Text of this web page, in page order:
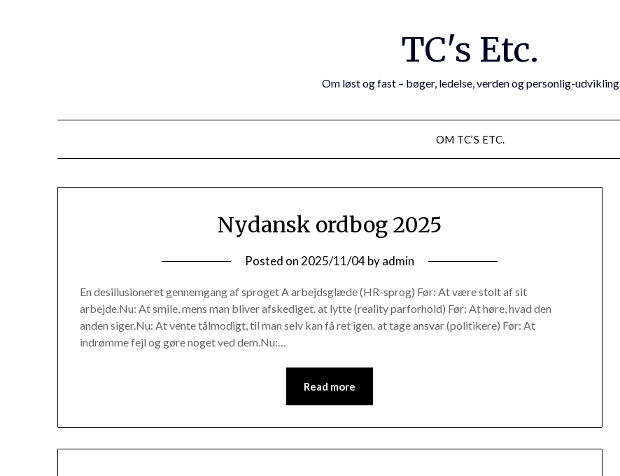
TC's Etc.
Om løst og fast – bøger, ledelse, verden og personlig-udvikling
OM TC’S ETC.
Nydansk ordbog 2025
Posted on 2025/11/04byadmin
En desillusioneret gennemgang af sproget A arbejdsglæde (HR-sprog) Før: At være stolt af sit
arbejde.Nu: At smile, mens man bliver afskediget. at lytte (reality parforhold) Før: At høre, hvad den
anden siger.Nu: At vente tålmodigt, til man selv kan få ret igen. at tage ansvar (politikere) Før: At
indrømme fejl og gøre noget ved dem.Nu:…
Read more